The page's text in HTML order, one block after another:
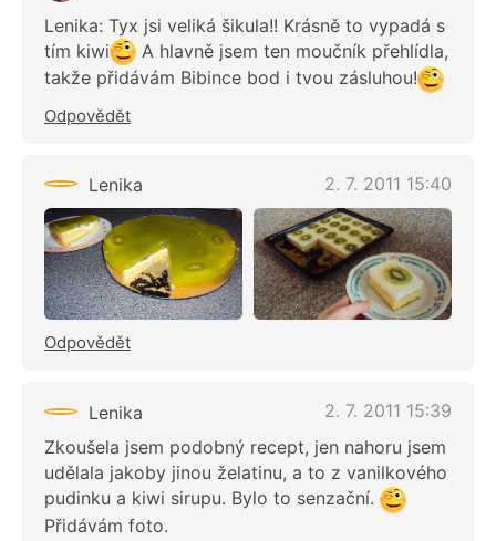
Lenika: Tyx jsi veliká šikula!! Krásně to vypadá s
tím kiwi
A hlavně jsem ten moučník přehlídla,
takže přidávám Bibince bod i tvou zásluhou!
Odpovědět
Lenika 2. 7. 2011 15:40
Odpovědět
Lenika
2. 7. 2011 15:39
Zkoušela jsem podobný recept, jen nahoru jsem
udělala jakoby jinou želatinu, a to z vanilkového
pudinku a kiwi sirupu. Bylo to senzační.
Přidávám foto.